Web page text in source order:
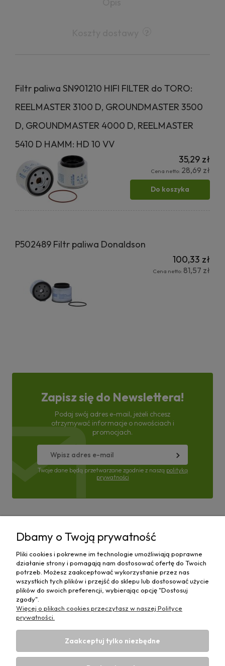
Filtr paliwa SN901210 HIFI FILTER do TORO:
REELMASTER 3100 D, GROUNDMASTER 3500
D, GROUNDMASTER 4000 D, REELMASTER
5410 D HAMM: HD 10 VV
35,29 zł
Cena netto: 28,69 zł
Do koszyka
P502489 Filtr paliwa Donaldson
100,33 zł
Cena netto: 81,57 zł
Zapisz się do Newslettera!
Podaj swój adres e-mail, jeżeli chcesz
otrzymywać informacje o nowościach i
promocjach.
Twoje dane będą przetwarzane zgodnie z naszą polityką
prywatności
Moje konto
Płatności i dostawa
Informacje
O nas
Dbamy o Twoją prywatność
Pliki cookies i pokrewne im technologie umożliwiają poprawne
działanie strony i pomagają nam dostosować ofertę do Twoich
potrzeb. Możesz zaakceptować wykorzystanie przez nas
wszystkich tych plików i przejść do sklepu lub dostosować użycie
plików do swoich preferencji, wybierając opcję "Dostosuj
zgody".
Więcej o plikach cookies przeczytasz w naszej Polityce
prywatności.
Zaakceptuj tylko niezbędne